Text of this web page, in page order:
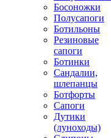
Босоножки
Полусапоги
Ботильоны
Резиновые
сапоги
Ботинки
Сандалии,
шлепанцы
Ботфорты
Сапоги
Дутики
(луноходы)